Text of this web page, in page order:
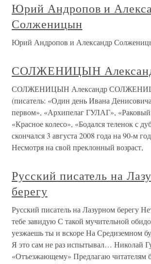
Юрий Андропов и
Солженицын
Юрий Андропов и Александр
СОЛЖЕНИЦЫН
СОЛЖЕНИЦЫН Александр
(писатель: «Один день Ивана
первом», «Архипелаг ГУЛАГ», «Раковый
«Красное колесо», «Бодался теленок с
скончался 3 августа 2008 года на 90-м
Несмотря на свой преклонный возраст,
Русский писатель на
берегу
Русский писатель на Лазурном берегу
тебе завидую С такой мучительной
уезжаешь ты и вскоре На Средиземном
Я это сам не раз испытывал… Николай
«Отъезжающему» Предлагаю читателям